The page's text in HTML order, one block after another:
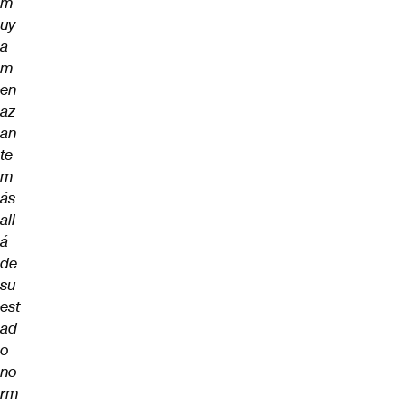
uy
a
m
en
az
an
te
m
ás
all
á
de
su
est
ad
o
no
rm